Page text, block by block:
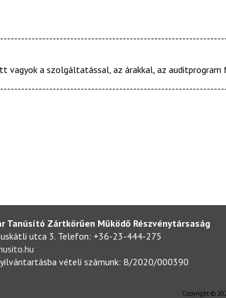
vagyok a szolgáltatással, az árakkal, az auditprogram
Tanúsító Zártkörűen Működő Részvénytársaság
utca 3. Telefon: +36-23-444-275
vételi számunk: B/2020/000390
Copyright ©